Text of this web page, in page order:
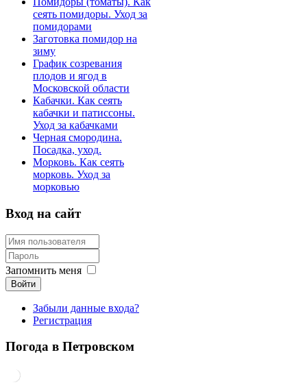
сеять помидоры. Уход за
помидорами
Заготовка помидор на
зиму
График созревания
плодов и ягод в
Московской области
Кабачки. Как сеять
кабачки и патиссоны.
Уход за кабачками
Черная смородина.
Посадка, уход.
Морковь. Как сеять
морковь. Уход за
морковью
Вход на сайт
Запомнить меня
Войти
Забыли данные входа?
Регистрация
Погода в Петровском